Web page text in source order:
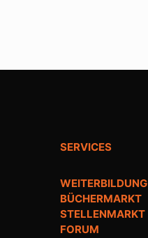
SERVICES
WEITERBILDUNG
BÜCHERMARKT
STELLENMARKT
FORUM